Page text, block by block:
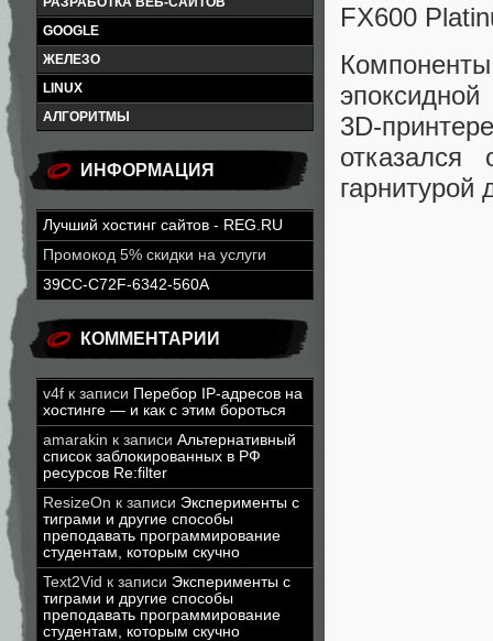
GOOGLE
ЖЕЛЕЗО
LINUX
АЛГОРИТМЫ
ИНФОРМАЦИЯ
Лучший хостинг сайтов - REG.RU
Промокод 5% скидки на услуги
39CC-C72F-6342-560A
КОММЕНТАРИИ
v4f к записи Перебор IP-адресов на
хостинге — и как с этим бороться
amarakin к записи Альтернативный
список заблокированных в РФ
ресурсов Re:filter
ResizeOn к записи Эксперименты с
тиграми и другие способы
преподавать программирование
студентам, которым скучно
Text2Vid к записи Эксперименты с
тиграми и другие способы
преподавать программирование
студентам, которым скучно
FX600
3D-
отказался
гарнитурой